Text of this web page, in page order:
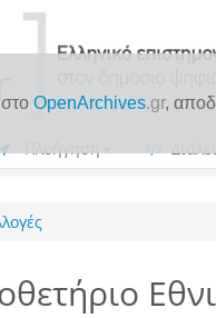
OpenArchives.gr,
Πλοήγηση